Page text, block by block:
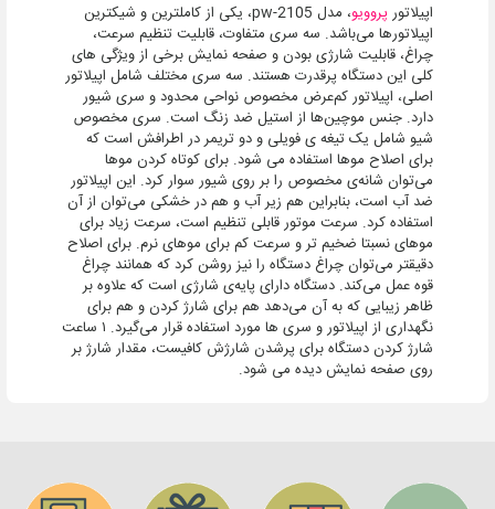
اپیلاتورپروویو
، مدل pw-2105، یکی از کاملترین و شیکترین
اپیلاتورها می‌باشد. سه سری متفاوت، قابلیت تنظیم سرعت،
چراغ، قابلیت شارژی بودن و صفحه نمایش برخی از ویژگی های
کلی این دستگاه پرقدرت هستند. سه سری مختلف شامل اپیلاتور
اصلی، اپیلاتور کم‌عرض مخصوص نواحی محدود و سری شیور
دارد. جنس موچین‌ها از استیل ضد زنگ است. سری مخصوص
شیو شامل یک تیغه ی فویلی و دو تریمر در اطرافش است که
برای اصلاح موها استفاده می شود. برای کوتاه کردن موها
می‌توان شانه‌ی مخصوص را بر روی شیور سوار کرد. این اپیلاتور
ضد آب است، بنابراین هم زیر آب و هم در خشکی می‌توان از آن
استفاده کرد. سرعت موتور قابلی تنظیم است، سرعت زیاد برای
موهای نسبتا ضخیم تر و سرعت کم برای موهای نرم. برای اصلاح
دقیقتر می‌توان چراغ دستگاه را نیز روشن کرد که همانند چراغ
قوه عمل می‌کند. دستگاه دارای پایه‌ی شارژی است که علاوه بر
ظاهر زیبایی که به آن می‌دهد هم برای شارژ کردن و هم برای
نگهداری از اپیلاتور و سری ها مورد استفاده قرار می‌گیرد. ۱ ساعت
شارژ کردن دستگاه برای پرشدن شارژش کافیست، مقدار شارژ بر
روی صفحه نمایش دیده می شود.